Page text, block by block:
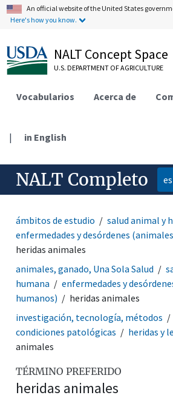
An official website of the United States
Here's how you know.
NALT Concept Space
U.S. DEPARTMENT OF AGRICULTURE
Vocabularios Acerca de
| in English
NALT Completo
ámbitos de estudio
salud animal y
enfermedades y desórdenes
heridas animales
animales, ganado, Una Sola Salud
humana
enfermedades y
humanos)
heridas animales
investigación, tecnología, métodos
condiciones patológicas
heridas y
animales
TÉRMINO PREFERIDO
heridas animales